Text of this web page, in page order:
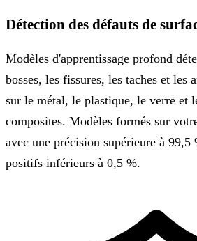
Détection des défauts de
Modèles d'apprentissage profond
bosses, les fissures, les taches et les
sur le métal, le plastique, le verre et
composites. Modèles formés sur
avec une précision supérieure à 99,5
positifs inférieurs à 0,5 %.